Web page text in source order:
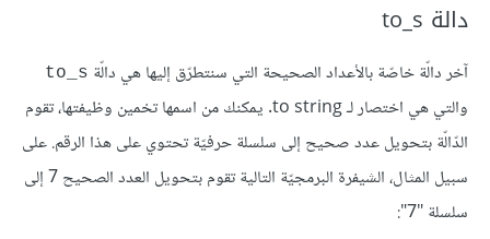
دالة to_s
آخر دالّة خاصّة بالأعداد الصحيحة التي سنتطرّق إليها هي دالّة to_s
والتي هي اختصار لـ to string. يمكنك من اسمها تخمين وظيفتها، تقوم
الدّالّة بتحويل عدد صحيح إلى سلسلة حرفيّة تحتوي على هذا الرقم. على
سبيل المثال، الشيفرة البرمجيّة التالية تقوم بتحويل العدد الصحيح 7 إلى
سلسلة "7":